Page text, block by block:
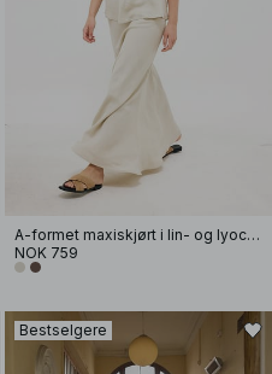
A-formet maxiskjørt i lin- og lyocellblanding
NOK 759
Bestselgere